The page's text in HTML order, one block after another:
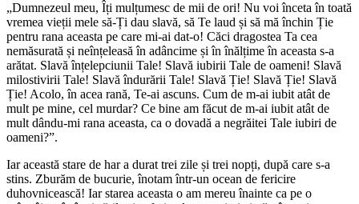
„Dumnezeul meu, Îți mulțumesc de mii de ori! Nu voi înceta în toată
vremea vieții mele să-Ți dau slavă, să Te laud și să mă închin Ție
pentru rana aceasta pe care mi-ai dat-o! Căci dragostea Ta cea
nemăsurată și neînțeleasă în adâncime și în înălțime în aceasta s-a
arătat. Slavă înțelepciunii Tale! Slavă iubirii Tale de oameni! Slavă
milostivirii Tale! Slavă îndurării Tale! Slavă Ție! Slavă Ție! Slavă
Ție! Acolo, în acea rană, Te-ai ascuns. Cum de m-ai iubit atât de
mult pe mine, cel murdar? Ce bine am făcut de m-ai iubit atât de
mult dându-mi rana aceasta, ca o dovadă a negrăitei Tale iubiri de
oameni?”.
Iar această stare de har a durat trei zile și trei nopți, după care s-a
stins. Zburăm de bucurie, înotam într-un ocean de fericire
duhovnicească! Iar starea aceasta o am mereu înainte ca pe o